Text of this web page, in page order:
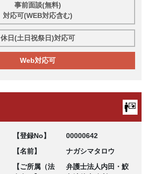
事前面談(無料)
対応可(WEB対応含む)
休日(土日祝祭日)対応可
Web対応可
【登録No】
00000642
【名前】
ナガシマタロウ
【ご所属（法
弁護士法人内田・鮫